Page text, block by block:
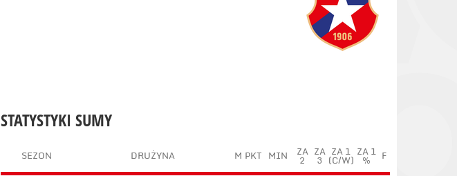
STATYSTYKI SUMY
SEZON DRUŻYNA M PKT MIN ZA
2
ZA
3
ZA 1
(C/W)
ZA 1
% F